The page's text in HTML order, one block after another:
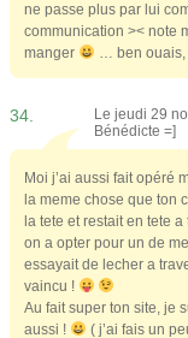
ne passe plus par lui
communication >< note
manger
… ben ouais,
34.
Le jeudi 29
Bénédicte =]
Moi j’ai aussi fait opéré
la meme chose que ton
la tete et restait en tete a
on a opter pour un de
essayait de lecher a
vaincu !
Au fait super ton site, je
aussi !
( j’ai fais un